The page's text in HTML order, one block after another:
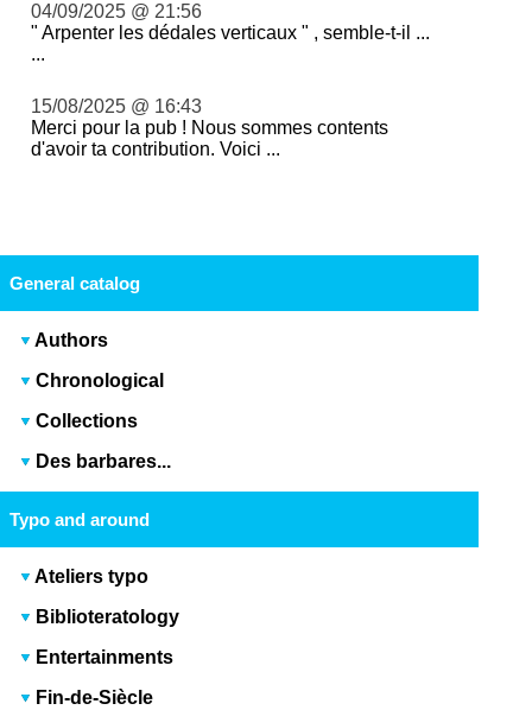
04/09/2025 @ 21:56
" Arpenter les dédales verticaux " , semble-t-il ...
...
15/08/2025 @ 16:43
Merci pour la pub ! Nous sommes contents
d'avoir ta contribution. Voici ...
General catalog
Authors
Chronological
Collections
Des barbares...
Typo and around
Ateliers typo
Biblioteratology
Entertainments
Fin-de-Siècle